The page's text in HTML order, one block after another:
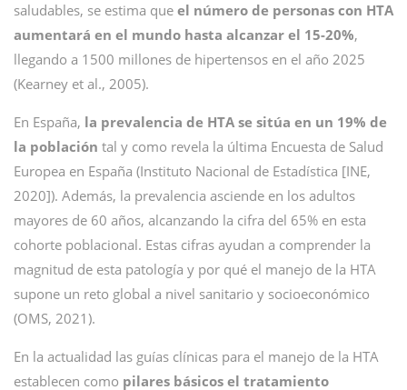
saludables, se estima que el número de personas con HTA
aumentará en el mundo hasta alcanzar el 15-20%,
llegando a 1500 millones de hipertensos en el año 2025
(Kearney et al., 2005).
En España, la prevalencia de HTA se sitúa en un 19% de
la población tal y como revela la última Encuesta de Salud
Europea en España (Instituto Nacional de Estadística [INE,
2020]). Además, la prevalencia asciende en los adultos
mayores de 60 años, alcanzando la cifra del 65% en esta
cohorte poblacional. Estas cifras ayudan a comprender la
magnitud de esta patología y por qué el manejo de la HTA
supone un reto global a nivel sanitario y socioeconómico
(OMS, 2021).
En la actualidad las guías clínicas para el manejo de la HTA
establecen como pilares básicos el tratamiento